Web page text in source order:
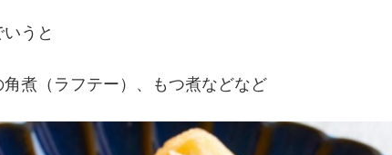
うと
煮（ラフテー）、もつ煮などなど